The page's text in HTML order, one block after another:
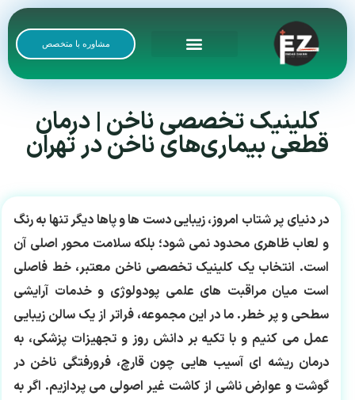
مشاوره با متخصص
کلینیک تخصصی ناخن | درمان
قطعی بیماری‌های ناخن در تهران
در دنیای پر شتاب امروز، زیبایی دست ها و پاها دیگر تنها به رنگ
و لعاب ظاهری محدود نمی شود؛ بلکه سلامت محور اصلی آن
است. انتخاب یککلینیک تخصصی ناخنمعتبر، خط فاصلی
است میان مراقبت های علمی پودولوژی و خدمات آرایشی
سطحی و پر خطر. ما در این مجموعه، فراتر از یک سالن زیبایی
عمل می کنیم و با تکیه بر دانش روز و تجهیزات پزشکی، به
درمان ریشه ای آسیب هایی چون قارچ، فرورفتگی ناخن در
گوشت و عوارض ناشی از کاشت غیر اصولی می پردازیم. اگر به